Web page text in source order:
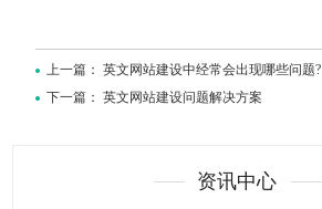
上一篇：英文网站建设中经常会出现哪些问题?
下一篇：英文网站建设问题解决方案
资讯中心